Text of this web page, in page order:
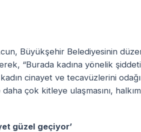
Büyükşehir Belediyesinin
“Burada kadına yönelik
cinayet ve tecavüzlerini
çok kitleye ulaşmasını,
güzel geçiyor’